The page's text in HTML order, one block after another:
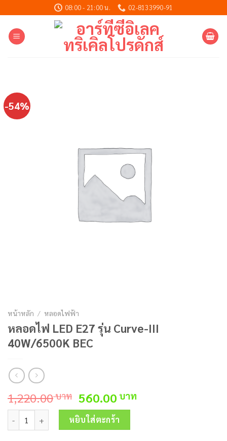
to
content
08:00 - 21:00 น. 02-8133990-91
-54%
หน้าหลัก / หลอดไฟฟ้า
หลอดไฟ LED E27 รุ่น Curve-III
40W/6500K BEC
1,220.00บาท Original
price
was:
1,220.00 บาท.
560.00 บาท
จำนวน หลอดไฟ LED E27 รุ่น Curve-III 40W/6500K BEC ชิ้น
หยิบใส่ตะกร้า